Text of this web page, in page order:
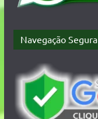
Navegação Segura